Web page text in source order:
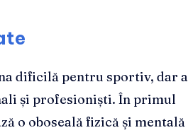
dificilă pentru sportiv, dar a
și profesioniști. În primul
o oboseală fizică și mentală